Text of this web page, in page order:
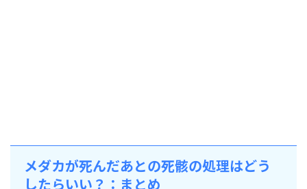
メダカが死んだあとの死骸の処理はどう
したらいい？：まとめ